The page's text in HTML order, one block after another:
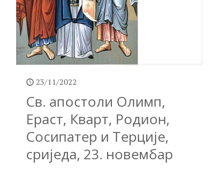
23/11/2022
Св. апостоли Олимп,
Ераст, Кварт, Родион,
Сосипатер и Терције,
сриједа, 23. новембар